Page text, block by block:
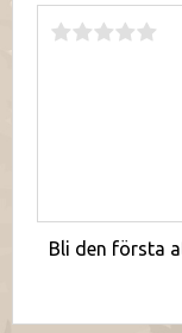
Bli den första